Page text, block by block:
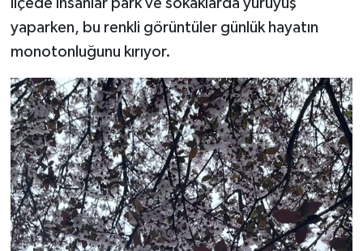
ilçede insanlar park ve sokaklarda yürüyüş
yaparken, bu renkli görüntüler günlük hayatın
monotonluğunu kırıyor.